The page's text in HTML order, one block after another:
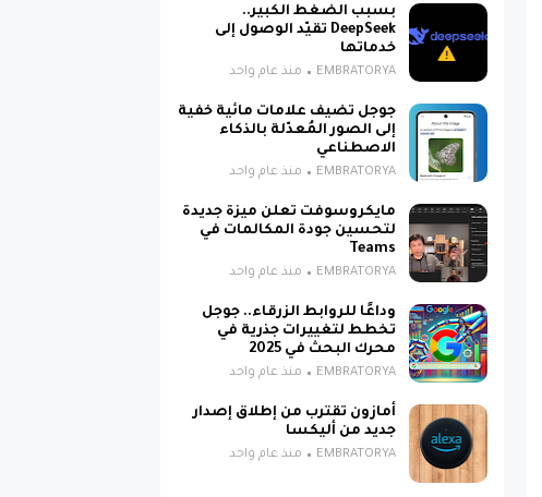
بسبب الضغط الكبير..
DeepSeek تقيّد الوصول إلى
خدماتها
EMBRATORYA منذ عام واحد
جوجل تضيف علامات مائية خفية
إلى الصور المُعدّلة بالذكاء
الاصطناعي
EMBRATORYA منذ عام واحد
مايكروسوفت تعلن ميزة جديدة
لتحسين جودة المكالمات في
Teams
EMBRATORYA منذ عام واحد
وداعًا للروابط الزرقاء.. جوجل
تخطط لتغييرات جذرية في
محرك البحث في 2025
EMBRATORYA منذ عام واحد
أمازون تقترب من إطلاق إصدار
جديد من أليكسا
EMBRATORYA منذ عام واحد